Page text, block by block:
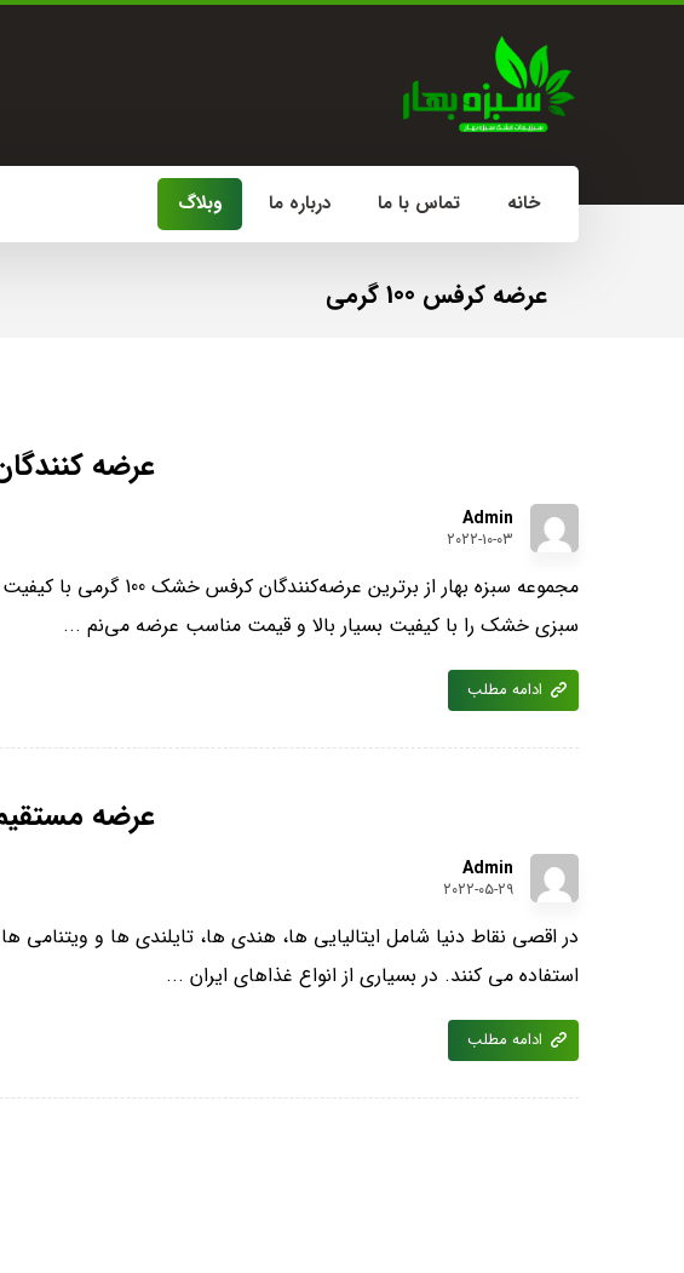
خانه تماس با ما درباره ما وبلاگ
عرضه کرفس 100 گرمی
عرضه کنندگان
Admin
۲۰۲۲-۱۰-۰۳
مجموعه سبزه بهار از
سبزی خشک را با کیفیت بسیار بالا و قیمت مناسب عرضه می‌نم ...
ادامه مطلب
عرضه
Admin
۲۰۲۲-۰۵-۲۹
در اقصی نقاط دنیا شامل ایتالیایی ‌ها، هندی‌ ها، تایلندی‌ ها و ویتنامی‌
استفاده می کنند. در بسیاری از انواع غذاهای ایران ...
ادامه مطلب